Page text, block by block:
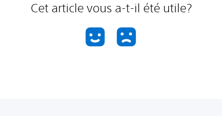
Cet article vous a-t-il été utile?